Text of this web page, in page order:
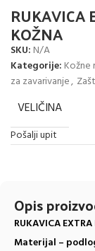
RUKAVICA
KOŽNA
SKU: N/A
Kategorije: Kožne
za zavarivanje,
VELIČINA
Pošalji upit
Opis
RUKAVICA
Materijal –